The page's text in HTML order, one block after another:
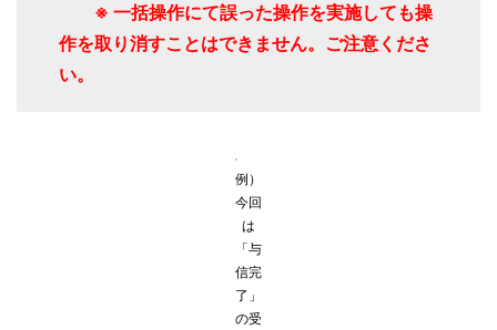
※ 一括操作にて誤った操作を実施しても操
作を取り消すことはできません。ご注意くださ
い。
例）
今回
は
「与
信完
了」
の受